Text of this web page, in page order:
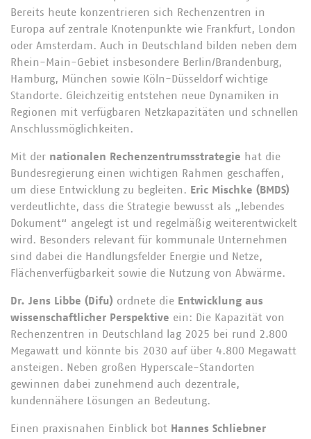
Bereits heute konzentrieren sich Rechenzentren in
Europa auf zentrale Knotenpunkte wie Frankfurt, London
oder Amsterdam. Auch in Deutschland bilden neben dem
Rhein-Main-Gebiet insbesondere Berlin/Brandenburg,
Hamburg, München sowie Köln-Düsseldorf wichtige
Standorte. Gleichzeitig entstehen neue Dynamiken in
Regionen mit verfügbaren Netzkapazitäten und schnellen
Anschlussmöglichkeiten.
Mit der nationalen Rechenzentrumsstrategie hat die
Bundesregierung einen wichtigen Rahmen geschaffen,
um diese Entwicklung zu begleiten. Eric Mischke (BMDS)
verdeutlichte, dass die Strategie bewusst als „lebendes
Dokument“ angelegt ist und regelmäßig weiterentwickelt
wird. Besonders relevant für kommunale Unternehmen
sind dabei die Handlungsfelder Energie und Netze,
Flächenverfügbarkeit sowie die Nutzung von Abwärme.
Dr. Jens Libbe (Difu) ordnete die Entwicklung aus
wissenschaftlicher Perspektive ein: Die Kapazität von
Rechenzentren in Deutschland lag 2025 bei rund 2.800
Megawatt und könnte bis 2030 auf über 4.800 Megawatt
ansteigen. Neben großen Hyperscale-Standorten
gewinnen dabei zunehmend auch dezentrale,
kundennähere Lösungen an Bedeutung.
Einen praxisnahen Einblick bot Hannes Schliebner